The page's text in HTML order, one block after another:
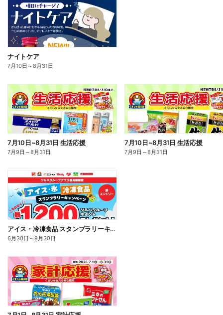
ナイトケア
7月10日 ～8月31日
7月10日~8月31日 生活応援
7月9日 ～8月31日
7月10日~8月31日 生活応援
7月9日 ～8月31日
アイス・冷凍食品 スタンプラリーキャンペーン
6月30日 ～9月30日